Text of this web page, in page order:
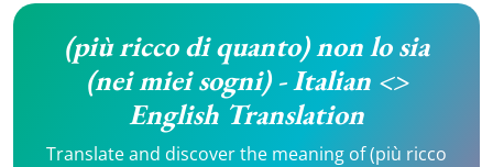
(più ricco di quanto) non lo sia
(nei miei sogni) - Italian <>
English Translation
Translate and discover the meaning of (più ricco